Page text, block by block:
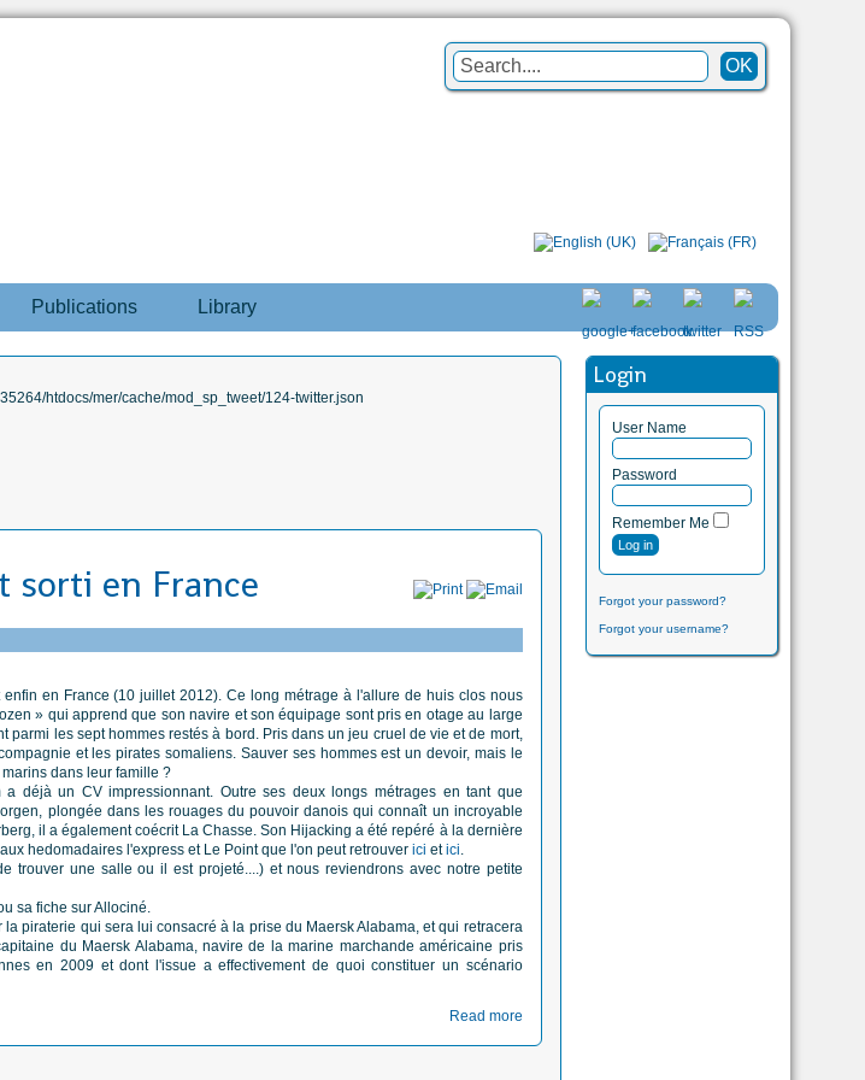
Publications Library
Login
User Name
Password
Remember Me
Forgot your password?
Forgot your username?
htdocs/mer/cache/mod_sp_tweet/124-twitter.json
sorti en France
en France (10 juillet 2012). Ce long métrage à l'allure de huis clos nous
» qui apprend que son navire et son équipage sont pris en otage au large
les sept hommes restés à bord. Pris dans un jeu cruel de vie et de mort,
et les pirates somaliens. Sauver ses hommes est un devoir, mais le
dans leur famille ?
déjà un CV impressionnant. Outre ses deux longs métrages en tant que
plongée dans les rouages du pouvoir danois qui connaît un incroyable
il a également coécrit La Chasse. Son Hijacking a été repéré à la dernière
hedomadaires l'express et Le Point que l'on peut retrouverici etici.
trouver une salle ou il est projeté....) et nous reviendrons avec notre petite
sa fiche sur Allociné.
la piraterie qui sera lui consacré à la prise du Maersk Alabama, et qui retracera
du Maersk Alabama, navire de la marine marchande américaine pris
en 2009 et dont l'issue a effectivement de quoi constituer un scénario
Read more